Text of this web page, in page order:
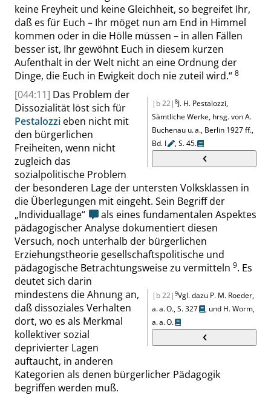
keine Freyheit und keine Gleichheit, so begreifet Ihr,
daß es für Euch – Ihr möget nun am End in Himmel
kommen oder in die Hölle müssen – in allen Fällen
besser ist, Ihr gewöhnt Euch in diesem kurzen
Aufenthalt in der Welt nicht an eine Ordnung der
Dinge, die Euch in Ewigkeit doch nie zuteil wird.“ 8
|b 22| 8J. H. Pestalozzi,
Sämtliche Werke, hrsg.vonA.
Buchenau u. a., Berlin 1927 ff.,
Bd. I ,S. 45.
[044:11] Das Problem der
Dissozialität löst sich für
Pestalozzi eben nicht mit
den bürgerlichen
Freiheiten, wenn nicht
zugleich das
sozialpolitische Problem
der besonderen Lage der untersten Volksklassen in
die Überlegungen mit eingeht. Sein Begriff der
„Individuallage“
als eines fundamentalen Aspektes
pädagogischer Analyse dokumentiert diesen
Versuch, noch unterhalb der bürgerlichen
Erziehungstheorie gesellschaftspolitische und
pädagogische Betrachtungsweise zu vermitteln 9
|b 22| 9Vgl. dazu P. M. Roeder,
a. a. O.,S. 327 , und H. Worm,
a. a. O.
. Es
deutet sich darin
mindestens die Ahnung an,
daß dissoziales Verhalten
dort, wo es als Merkmal
kollektiver sozial
deprivierter Lagen
auftaucht, in anderen
Kategorien als denen bürgerlicher Pädagogik
begriffen werden muß.